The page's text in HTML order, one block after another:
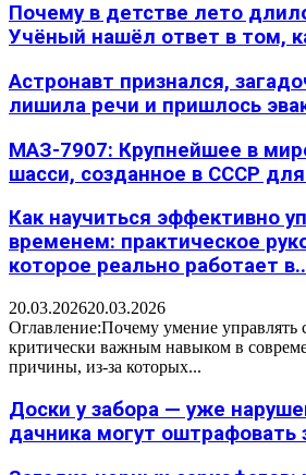
Почему в детстве лето
Учёный нашёл ответ в том,
Астронавт признался,
лишила речи и пришлось
МАЗ-7907: Крупнейшее в
шасси, созданное в СССР
Как научиться эффективно
временем: практическое
которое реально работает
20.03.202620.03.2026
Оглавление:Почему умение управлять
критически важным навыком в
причины, из-за которых...
Доски у забора — уже
дачника могут оштрафовать